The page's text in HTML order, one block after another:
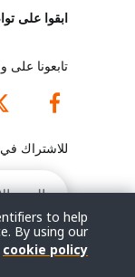
o
ابقوا على
تابعونا على
للاشتراك في
البريد
الإلكتروني
to help
By using our
cookie policy